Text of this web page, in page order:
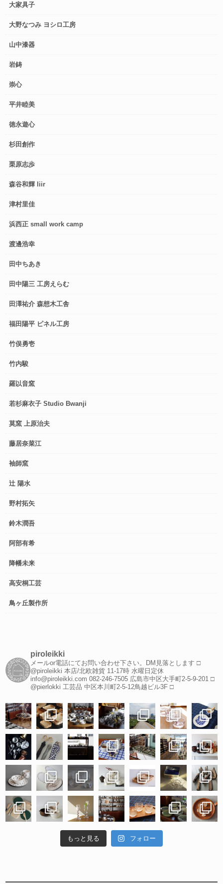
大家具子
大野なつみ ヨシロ工房
山中漆器
岩鋳
崇心
平井睦美
徳永遊心
杉田創作
栗原志歩
森谷和輝 liir
津村里佳
浜西正 small work camp
渡邊浩幸
田中ちあき
田中陽三 工房えらむ
田澤祐介 森想木工舎
福田陽平 ピネル工房
竹俣勇壱
竹内駿
羅以音窯
若杉麻衣子 Studio Bwanji
莫窯 上原治夫
藤居奈菜江
袖師窯
辻 陽水
野村拓矢
鈴木潤吾
阿部有希
降幡未来
高安桐工芸
鳥ヶ丘製作所
piroleikki
メールor電話にてお問い合わせ下さい。DM見落とします □
@piroleikki 本店/北欧雑貨 11-17時 水曜日定休
info@piroleikki.com 082-246-7505 広島市中区大手町2-5-9-201 □
@pierlokki 工芸品 中区本川町2-5-12鳥越ビル3F □
もっと見る フォロー